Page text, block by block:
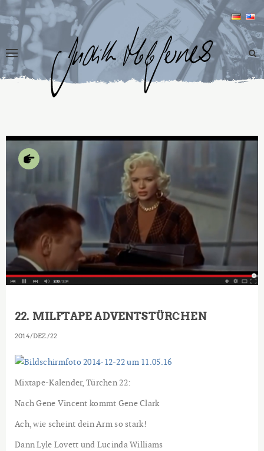
22. MILFTAPE ADVENTSTÜRCHEN
2014 DEZ. 22
Mixtape-Kalender, Türchen 22:
Nach Gene Vincent kommt Gene Clark
Ach, wie scheint dein Arm so stark!
Dann Lyle Lovett und Lucinda Williams